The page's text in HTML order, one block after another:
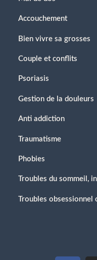
Accouchement
Bien vivre sa grosses
Couple et conflits
Psoriasis
Gestion de la douleurs
Anti addiction
Traumatisme
Phobies
Troubles du sommeil,
Troubles obsessionnel